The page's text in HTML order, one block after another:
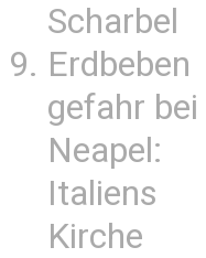
Scharbel
Erdbeben
gefahr bei
Neapel:
Italiens
Kirche